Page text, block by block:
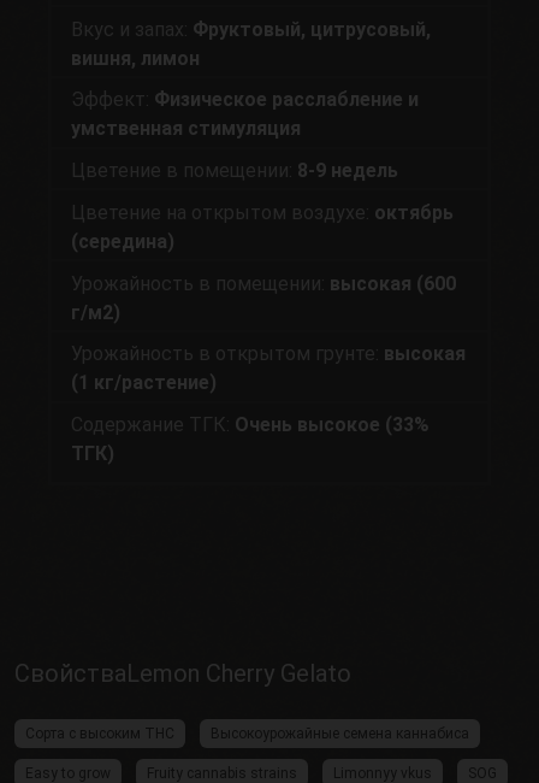
Вкус и запах: Фруктовый, цитрусовый,
вишня, лимон
Эффект: Физическое расслабление и
умственная стимуляция
Цветение в помещении: 8-9 недель
Цветение на открытом воздухе: октябрь
(середина)
Урожайность в помещении: высокая (600
г/м2)
Урожайность в открытом грунте: высокая
(1 кг/растение)
Содержание ТГК: Очень высокое (33%
ТГК)
СвойстваLemon Cherry Gelato
Сорта с высоким THC Высокоурожайные семена каннабиса
Easy to grow Fruity cannabis strains Limonnyy vkus SOG